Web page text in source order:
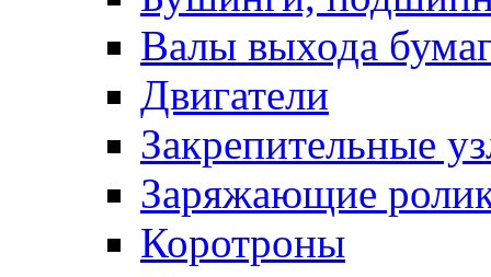
Валы выхода
Двигатели
Закрепительные
Заряжающие
Коротроны